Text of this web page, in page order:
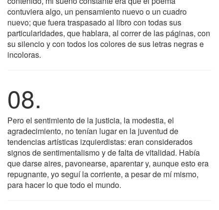
contuviera algo, un pensamiento nuevo o un cuadro
nuevo; que fuera traspasado al libro con todas sus
particularidades, que hablara, al correr de las páginas, con
su silencio y con todos los colores de sus letras negras e
incoloras.
08.
Pero el sentimiento de la justicia, la modestia, el
agradecimiento, no tenían lugar en la juventud de
tendencias artísticas izquierdistas: eran considerados
signos de sentimentalismo y de falta de vitalidad. Había
que darse aires, pavonearse, aparentar y, aunque esto era
repugnante, yo seguí la corriente, a pesar de mí mismo,
para hacer lo que todo el mundo.